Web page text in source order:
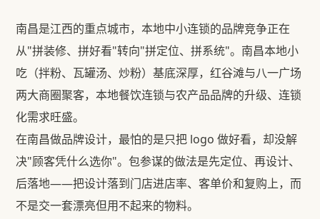
南昌是江西的重点城市，本地中小连锁的品牌竞争正在
从"拼装修、拼好看"转向"拼定位、拼系统"。南昌本地小
吃（拌粉、瓦罐汤、炒粉）基底深厚，红谷滩与八一广场
两大商圈聚客，本地餐饮连锁与农产品品牌的升级、连锁
化需求旺盛。
在南昌做品牌设计，最怕的是只把 logo 做好看，却没解
决"顾客凭什么选你"。包参谋的做法是先定位、再设计、
后落地——把设计落到门店进店率、客单价和复购上，而
不是交一套漂亮但用不起来的物料。